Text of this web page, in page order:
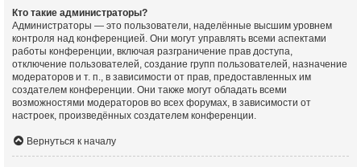
Кто такие администраторы?
Администраторы — это пользователи, наделённые высшим уровнем
контроля над конференцией. Они могут управлять всеми аспектами
работы конференции, включая разграничение прав доступа,
отключение пользователей, создание групп пользователей, назначение
модераторов и т. п., в зависимости от прав, предоставленных им
создателем конференции. Они также могут обладать всеми
возможностями модераторов во всех форумах, в зависимости от
настроек, произведённых создателем конференции.
Вернуться к началу